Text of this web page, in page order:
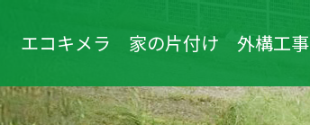
エコキメラ 家の片付け 外構工事